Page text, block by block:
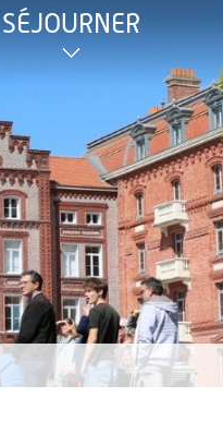
SÉJOURNER